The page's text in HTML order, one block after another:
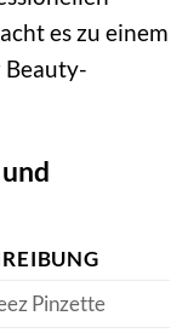
es zu einem
Pinzette